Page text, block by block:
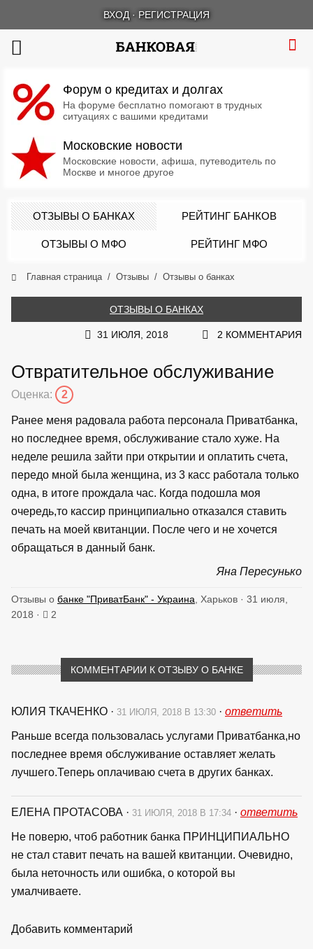
ВХОД · РЕГИСТРАЦИЯ
Форум о кредитах и долгах
На форуме бесплатно помогают в трудных
ситуациях с вашими кредитами
Московские новости
Московские новости, афиша, путеводитель по
Москве и многое другое
ОТЗЫВЫ О БАНКАХ РЕЙТИНГ БАНКОВ
ОТЗЫВЫ О МФО РЕЙТИНГ МФО
Главная страница Отзывы Отзывы о банках
ОТЗЫВЫ О БАНКАХ
31 ИЮЛЯ, 2018 2 КОММЕНТАРИЯ
Отвратительное обслуживание
Оценка: 2
Ранее меня радовала работа персонала Приватбанка,
но последнее время, обслуживание стало хуже. На
неделе решила зайти при открытии и оплатить счета,
передо мной была женщина, из 3 касс работала только
одна, в итоге прождала час. Когда подошла моя
очередь,то кассир принципиально отказался ставить
печать на моей квитанции. После чего и не хочется
обращаться в данный банк.
Яна Пересунько
Отзывы о банке "ПриватБанк" - Украина , Харьков · 31 июля,
2018 ·
2
КОММЕНТАРИИ К ОТЗЫВУ О БАНКЕ
ЮЛИЯ ТКАЧЕНКО · 31 ИЮЛЯ, 2018 В 13:30 · ответить
Раньше всегда пользовалась услугами Приватбанка,но
последнее время обслуживание оставляет желать
лучшего.Теперь оплачиваю счета в других банках.
ЕЛЕНА ПРОТАСОВА · 31 ИЮЛЯ, 2018 В 17:34 · ответить
Не поверю, чтоб работник банка ПРИНЦИПИАЛЬНО
не стал ставит печать на вашей квитанции. Очевидно,
была неточность или ошибка, о которой вы
умалчиваете.
Добавить комментарий